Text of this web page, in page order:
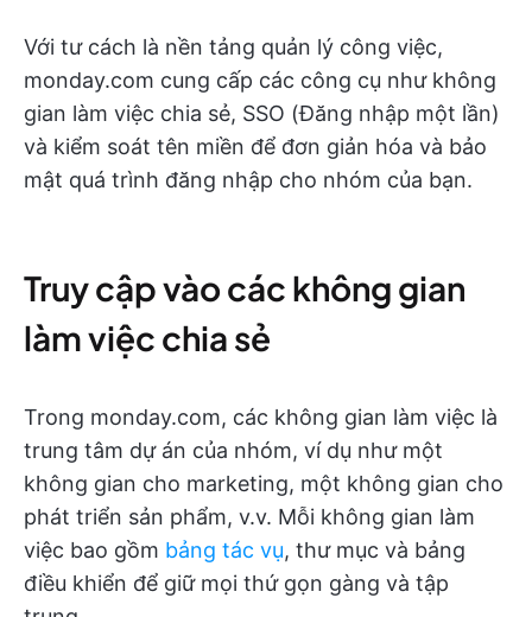
Với tư cách là nền tảng quản lý công việc,
monday.com cung cấp các công cụ như không
gian làm việc chia sẻ, SSO (Đăng nhập một lần)
và kiểm soát tên miền để đơn giản hóa và bảo
mật quá trình đăng nhập cho nhóm của bạn.
Truy cập vào các không gian
làm việc chia sẻ
Trong monday.com, các không gian làm việc là
trung tâm dự án của nhóm, ví dụ như một
không gian cho marketing, một không gian cho
phát triển sản phẩm, v.v. Mỗi không gian làm
việc bao gồm bảng tác vụ, thư mục và bảng
điều khiển để giữ mọi thứ gọn gàng và tập